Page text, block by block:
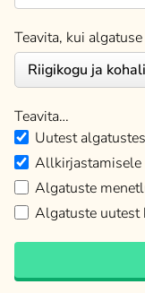
Teavita, kui
Teavita…
Uutest
Allkirjastamisele
Algatuste
Algatuste uutest